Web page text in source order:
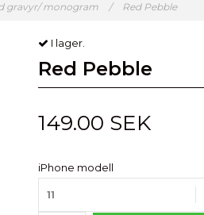
gravyr/ monogram / Red Pebble
I lager.
Red Pebble
149.00 SEK
iPhone modell
11